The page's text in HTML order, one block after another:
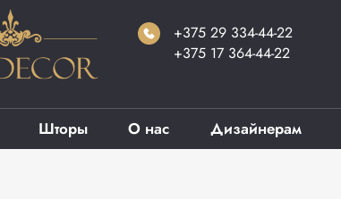
+375 29 334-44-22
+375 17 364-44-22
Шторы О нас Дизайнерам